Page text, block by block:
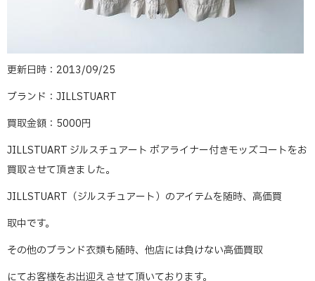
更新日時：2013/09/25
ブランド：JILLSTUART
買取金額：5000円
JILLSTUART ジルスチュアート ボアライナー付きモッズコートをお
買取させて頂きました。
JILLSTUART（ジルスチュアート）のアイテムを随時、高価買
取中です。
その他のブランド衣類も随時、他店には負けない高価買取
にてお客様をお出迎えさせて頂いております。